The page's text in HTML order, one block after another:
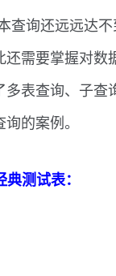
查询还远远达
还需要掌握对数
表查询、子查
的案例。
测试表：